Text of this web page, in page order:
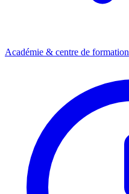
Académie & centre de formation